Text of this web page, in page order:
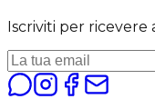
Iscriviti per ricevere